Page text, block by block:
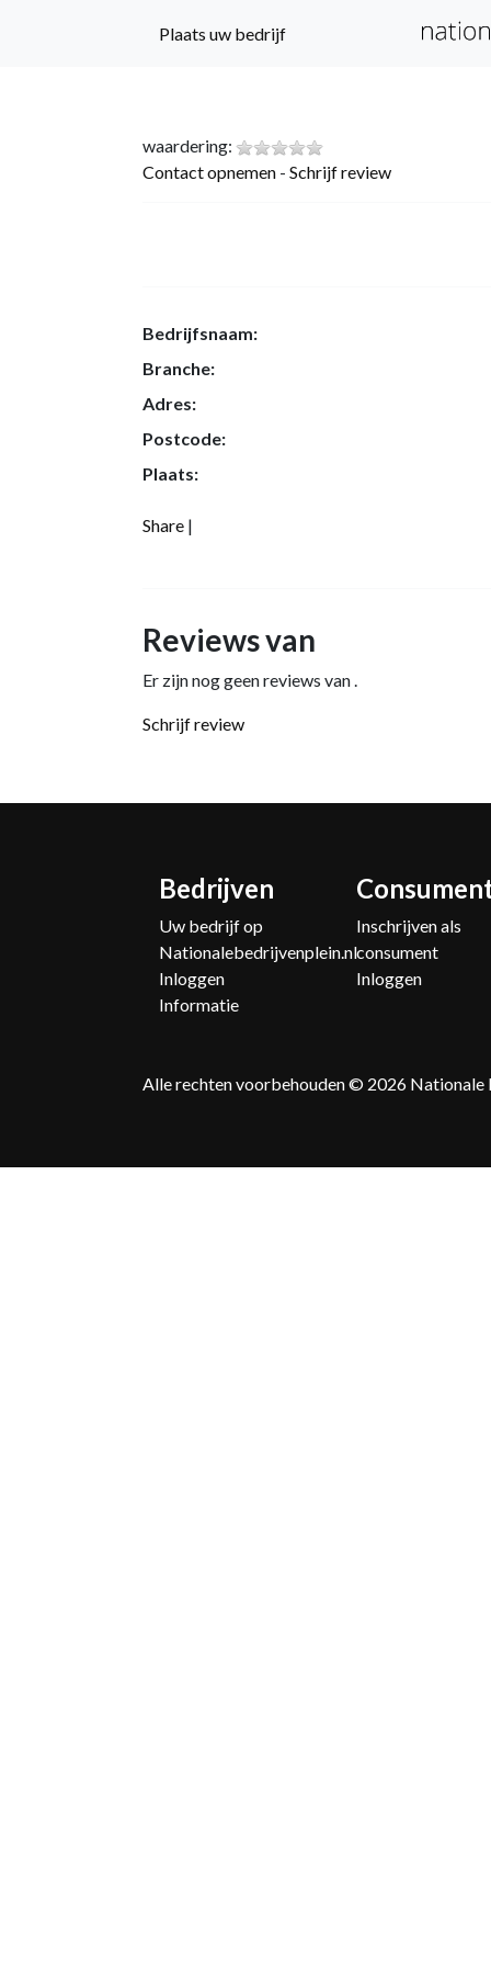
Plaats uw bedrijf
waardering:
Contact opnemen - Schrijf review
Bedrijfsnaam:
Branche:
Adres:
Postcode:
Plaats:
Share |
Reviews van
Er zijn nog geen reviews van .
Schrijf review
Bedrijven
Uw bedrijf op
Nationalebedrijvenplein.nl
Inloggen
Informatie
Inschrijven als
consument
Inloggen
Alle rechten voorbehouden © 2026 Nationale